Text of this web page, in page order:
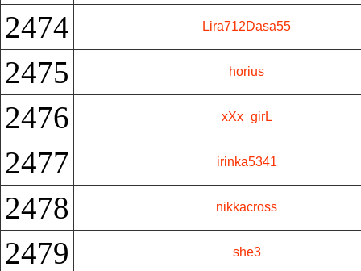
2474 Lira712Dasa55
2475 horius
2476 xXx_girL
2477 irinka5341
2478 nikkacross
2479 she3